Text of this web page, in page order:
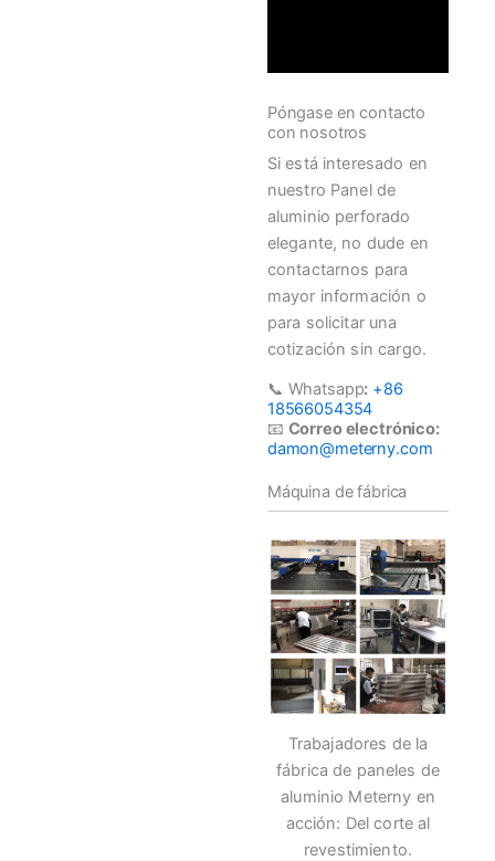
Póngase en contacto
con nosotros
Si está interesado en
nuestro Panel de
aluminio perforado
elegante, no dude en
contactarnos para
mayor información o
para solicitar una
cotización sin cargo.
📞 Whatsapp: +86
18566054354
📧 Correo electrónico:
damon@meterny.com
Máquina de fábrica
Trabajadores de la
fábrica de paneles de
aluminio Meterny en
acción: Del corte al
revestimiento.